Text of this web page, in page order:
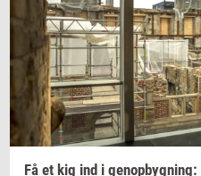
Få et kig ind i genop­byg­ning: